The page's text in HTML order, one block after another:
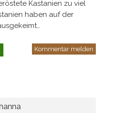
Kastanien zu viel
haben auf der
Kommentar melden